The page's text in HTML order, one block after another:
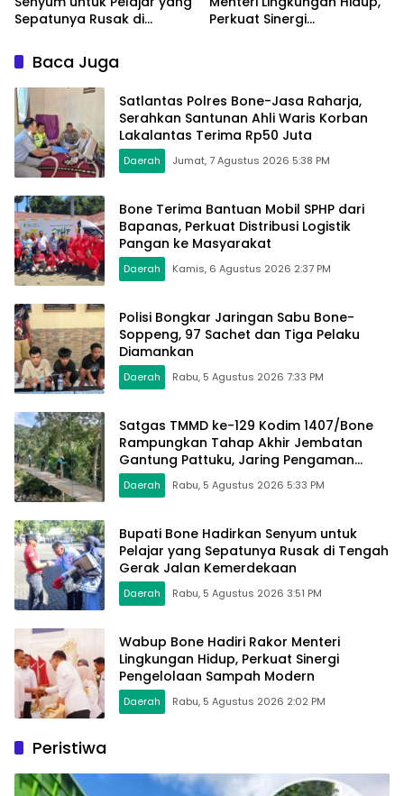
Sepatunya Rusak di
Kemerdekaan
Perkuat Sinergi
Baca Juga
Satlantas Polres Bone-Jasa Raharja,
Serahkan Santunan Ahli Waris Korban
Lakalantas Terima Rp50 Juta
Daerah Jumat, 7 Agustus 2026 5:38 PM
Bone Terima Bantuan Mobil SPHP dari
Bapanas, Perkuat Distribusi Logistik
Pangan ke Masyarakat
Daerah Kamis, 6 Agustus 2026 2:37 PM
Polisi Bongkar Jaringan Sabu Bone-
Soppeng, 97 Sachet dan Tiga Pelaku
Diamankan
Daerah Rabu, 5 Agustus 2026 7:33 PM
Satgas TMMD ke-129 Kodim 1407/Bone
Rampungkan Tahap Akhir Jembatan
Gantung Pattuku, Jaring Pengaman
Mulai Terpasang
Daerah Rabu, 5 Agustus 2026 5:33 PM
Bupati Bone Hadirkan Senyum untuk
Pelajar yang Sepatunya Rusak di Tengah
Gerak Jalan Kemerdekaan
Daerah Rabu, 5 Agustus 2026 3:51 PM
Wabup Bone Hadiri Rakor Menteri
Lingkungan Hidup, Perkuat Sinergi
Pengelolaan Sampah Modern
Daerah Rabu, 5 Agustus 2026 2:02 PM
Peristiwa